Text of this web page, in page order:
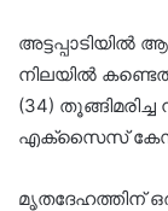
അട്ടപ്പാടിയില്‍
നിലയില്‍
(34)
എക്‌സൈസ്
മൃതദേഹത്തിന്